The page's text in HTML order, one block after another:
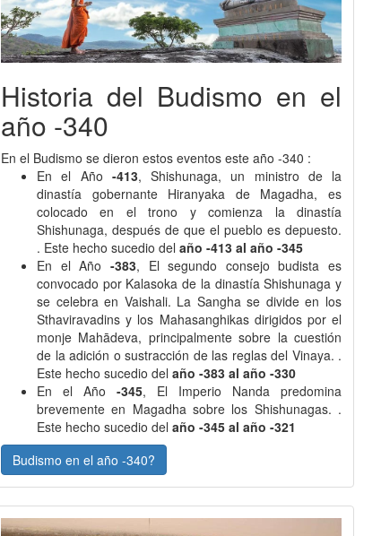
Historia del Budismo en el
año -340
En el Budismo se dieron estos eventos este año -340 :
En el Año -413, Shishunaga, un ministro de la
dinastía gobernante Hiranyaka de Magadha, es
colocado en el trono y comienza la dinastía
Shishunaga, después de que el pueblo es depuesto.
. Este hecho sucedio del año -413 al año -345
En el Año -383, El segundo consejo budista es
convocado por Kalasoka de la dinastía Shishunaga y
se celebra en Vaishali. La Sangha se divide en los
Sthaviravadins y los Mahasanghikas dirigidos por el
monje Mahādeva, principalmente sobre la cuestión
de la adición o sustracción de las reglas del Vinaya. .
Este hecho sucedio del año -383 al año -330
En el Año -345, El Imperio Nanda predomina
brevemente en Magadha sobre los Shishunagas. .
Este hecho sucedio del año -345 al año -321
Budismo en el año -340?